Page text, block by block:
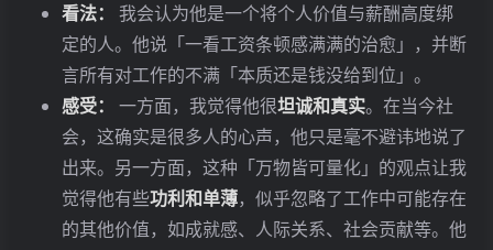
看法：
我会认为他是一个将个人价值与薪酬高度绑
定的人。他说「一看工资条顿感满满的治愈」，并断
言所有对工作的不满「本质还是钱没给到位」。
感受：
一方面，我觉得他很坦诚和真实。在当今社
会，这确实是很多人的心声，他只是毫不避讳地说了
出来。另一方面，这种「万物皆可量化」的观点让我
觉得他有些功利和单薄，似乎忽略了工作中可能存在
的其他价值，如成就感、人际关系、社会贡献等。他